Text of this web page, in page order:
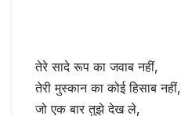
तेरे सादे रूप का जवाब नहीं,
तेरी मुस्कान का कोई हिसाब नहीं,
जो एक बार तुझे देख ले,